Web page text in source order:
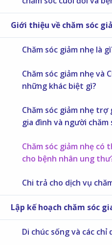
Giới thiệu về chăm sóc
Chăm sóc giảm nhẹ là
Chăm sóc giảm nhẹ và
những khác biệt gì?
Chăm sóc giảm nhẹ
gia đình và người chăm
Chăm sóc giảm nhẹ
cho bệnh nhân ung
Chi trả cho dịch vụ
Lập kế hoạch chăm sóc
Di chúc sống và các